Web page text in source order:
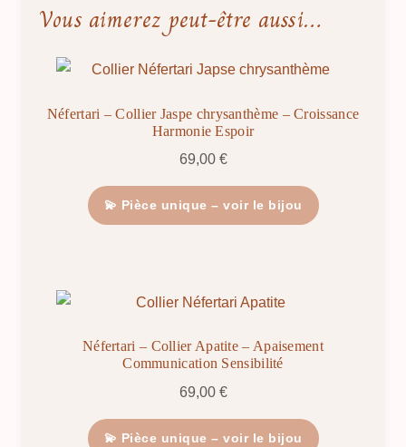
Vous aimerez peut-être aussi…
Néfertari – Collier Jaspe chrysanthème – Croissance
Harmonie Espoir
69,00 €
💫 Pièce unique – voir le bijou
Néfertari – Collier Apatite – Apaisement
Communication Sensibilité
69,00 €
💫 Pièce unique – voir le bijou